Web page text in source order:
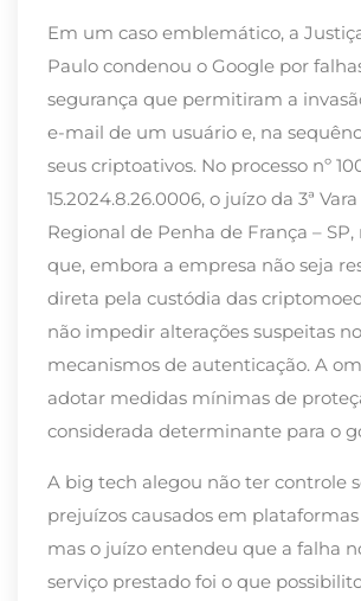
Em um caso emblemático, a
Paulo condenou o Google por
segurança que permitiram a
e-mail de um usuário e, na
seus criptoativos. No processo nº
15.2024.8.26.0006, o juízo da 3ª
Regional de Penha de França –
que, embora a empresa não seja
direta pela custódia das
não impedir alterações suspeitas
mecanismos de autenticação. A
adotar medidas mínimas de
considerada determinante para o
A big tech alegou não ter controle
prejuízos causados em
mas o juízo entendeu que a falha
serviço prestado foi o que